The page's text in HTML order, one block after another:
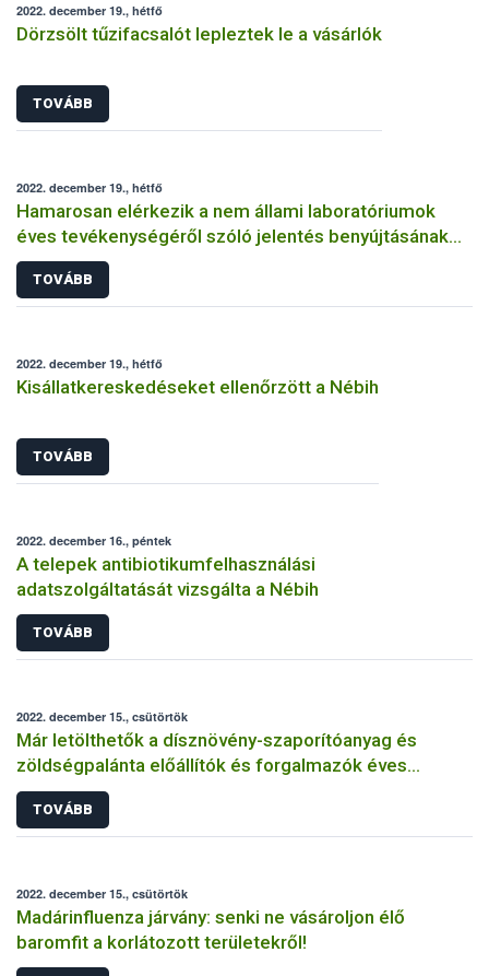
2022. december 19., hétfő
Dörzsölt tűzifacsalót lepleztek le a vásárlók
TOVÁBB
2022. december 19., hétfő
Hamarosan elérkezik a nem állami laboratóriumok
éves tevékenységéről szóló jelentés benyújtásának
határideje
TOVÁBB
2022. december 19., hétfő
Kisállatkereskedéseket ellenőrzött a Nébih
TOVÁBB
2022. december 16., péntek
A telepek antibiotikumfelhasználási
adatszolgáltatását vizsgálta a Nébih
TOVÁBB
2022. december 15., csütörtök
Már letölthetők a dísznövény-szaporítóanyag és
zöldségpalánta előállítók és forgalmazók éves
bejelentőlapjai
TOVÁBB
2022. december 15., csütörtök
Madárinfluenza járvány: senki ne vásároljon élő
baromfit a korlátozott területekről!